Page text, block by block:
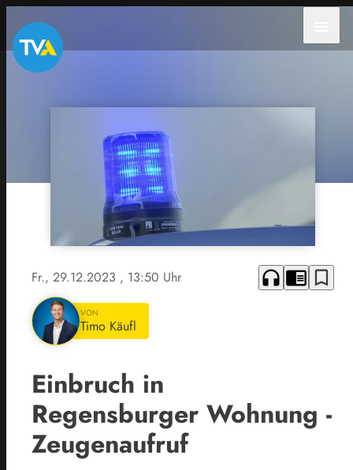
Fr., 29.12.2023 , 13:50 Uhr headphones chrome_reader_mode bookmark_border
VON
Timo Käufl
Einbruch in
Regensburger Wohnung -
Zeugenaufruf